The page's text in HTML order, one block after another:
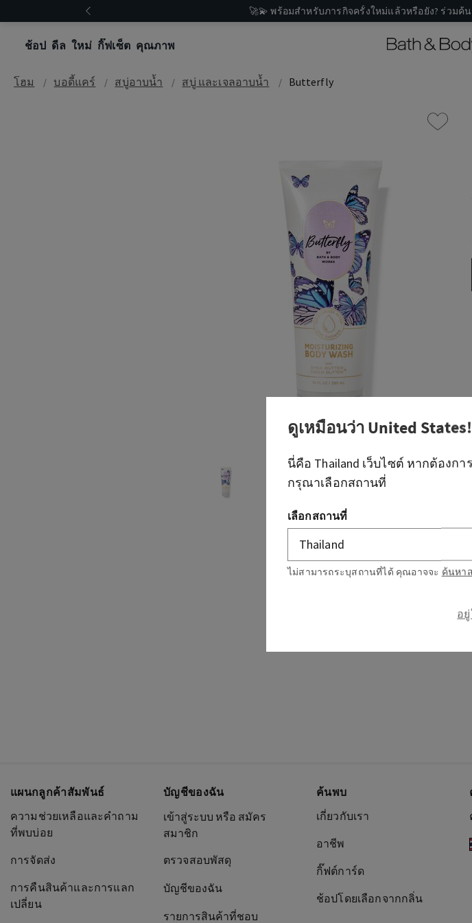
🚀💫 พร้อมสำหรับภารกิจครั้งใหม่แล้วหรือยัง? ร่วม
ช้อป ดีล ใหม่ กิ๊ฟเซ็ต คุณภาพ
โฮม บอดี้แคร์ สบู่อาบน้ำ สบู่ และเจลอาบน้ำ Butterfly
แผนกลูกค้าสัมพันธ์
ความช่วยเหลือและคำถาม
ที่พบบ่อย
การจัดส่ง
การคืนสินค้าและการแลก
เปลี่ยน
บัญชีของฉัน
เข้าสู่ระบบ หรือ สมัคร
สมาชิก
ตรวจสอบพัสดุ
บัญชีของฉัน
รายการสินค้าที่ชอบ
ค้นพบ
เกี่ยวกับเรา
อาชีพ
กิ๊ฟต์การ์ด
ช้อปโดยเลือกจากกลิ่น
ดูเหมือนว่าUnited States!
นี่คือ Thailand เว็บไซต์ หากต้องก
กรุณาเลือกสถานที่
เลือกสถานที่
ไม่สามารถระบุสถานที่ได้ คุณอาจจะ ค้นหา